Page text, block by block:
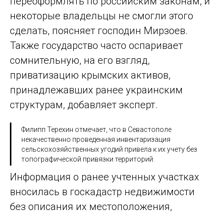
некоторые владельцы не смогли этого
сделать, поясняет господин Мирзоев.
Также государство часто оспаривает
сомнительную, на его взгляд,
приватизацию крымских активов,
принадлежавших ранее украинским
структурам, добавляет эксперт.
Филипп Терехин отмечает, что в Севастополе
некачественно проведенная инвентаризация
сельскохозяйственных угодий привела к их учету без
топографической привязки территорий.
Информация о ранее учтенных участках
вносилась в госкадастр недвижимости
без описания их местоположения,